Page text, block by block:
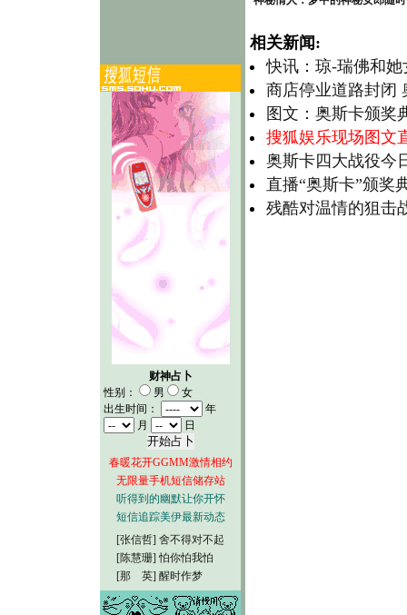
财神占卜
性别：
男
女
出生时间：
年
月
日
春暖花开GGMM激情相约
无限量手机短信储存站
听得到的幽默让你开怀
短信追踪美伊最新动态
[张信哲] 舍不得对不起
[陈慧珊] 怕你怕我怕
[那 英] 醒时作梦
相关新闻:
快讯：琼-瑞佛和
商店停业道路封闭
图文：奥斯卡颁奖
搜狐娱乐现场图文
奥斯卡四大战役今
直播“奥斯卡”颁奖
残酷对温情的狙击